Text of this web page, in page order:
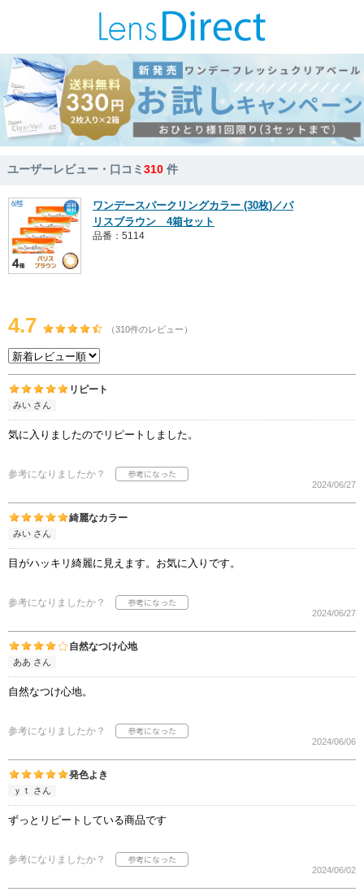
ユーザーレビュー・口コミ310 件
ワンデースパークリングカラー (30枚)／パ
リスブラウン 4箱セット
品番：5114
4.7 （310件のレビュー）
リピート
みい さん
気に入りましたのでリピートしました。
参考になりましたか？
2024/06/27
綺麗なカラー
みい さん
目がハッキリ綺麗に見えます。お気に入りです。
参考になりましたか？
2024/06/27
自然なつけ心地
ああ さん
自然なつけ心地。
参考になりましたか？
2024/06/06
発色よき
ｙｔ さん
ずっとリピートしている商品です
参考になりましたか？
2024/06/02